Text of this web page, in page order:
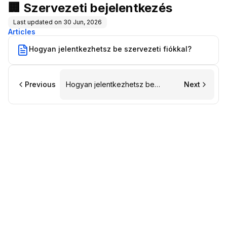
🏢 Szervezeti bejelentkezés
Last updated on 30 Jun, 2026
Articles
Hogyan jelentkezhetsz be szervezeti fiókkal?
Previous
Hogyan jelentkezhetsz be
Next